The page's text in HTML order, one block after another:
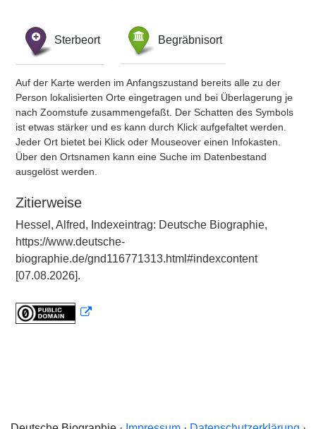
Sterbeort Begräbnisort
Auf der Karte werden im Anfangszustand bereits alle zu der
Person lokalisierten Orte eingetragen und bei Überlagerung je
nach Zoomstufe zusammengefaßt. Der Schatten des Symbols
ist etwas stärker und es kann durch Klick aufgefaltet werden.
Jeder Ort bietet bei Klick oder Mouseover einen Infokasten.
Über den Ortsnamen kann eine Suche im Datenbestand
ausgelöst werden.
Zitierweise
Hessel, Alfred, Indexeintrag: Deutsche Biographie,
https://www.deutsche-
biographie.de/gnd116771313.html#indexcontent
[07.08.2026].